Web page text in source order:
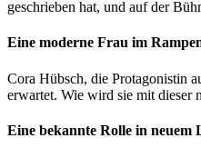
geschrieben hat, und auf der
Eine moderne Frau im
Cora Hübsch, die Protagonistin
erwartet. Wie wird sie mit dieser
Eine bekannte Rolle in neuem